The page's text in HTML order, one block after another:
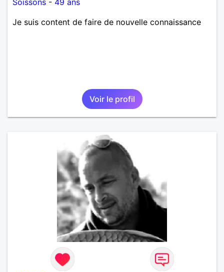
Je suis content de faire de nouvelle connaissance
Voir le profil